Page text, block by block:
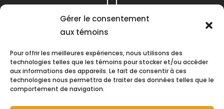
Gérer le consentement
aux témoins
Pour offrir les meilleures expériences, nous utilisons des
technologies telles que les témoins pour stocker et/ou accéder
aux informations des appareils. Le fait de consentir à ces
technologies nous permettra de traiter des données telles que le
comportement de navigation.
Téléphone :
(418) 622-1001
Heures d’ouverture :